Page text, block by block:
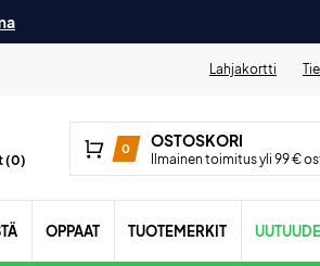
Lahjakortti
(0)
0 OSTOSKORI
Ilmainen toimitus yli 99 €
OPPAAT TUOTEMERKIT